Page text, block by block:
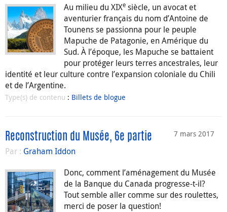
Au milieu du XIXe siècle, un avocat et
aventurier français du nom d’Antoine de
Tounens se passionna pour le peuple
Mapuche de Patagonie, en Amérique du
Sud. À l’époque, les Mapuche se battaient
pour protéger leurs terres ancestrales, leur
identité et leur culture contre l’expansion coloniale du Chili
et de l’Argentine.
Type(s) de contenu : Billets de blogue
7 mars 2017
Reconstruction du Musée, 6e partie
Par : Graham Iddon
Donc, comment l’aménagement du Musée
de la Banque du Canada progresse-t-il?
Tout semble aller comme sur des roulettes,
merci de poser la question!